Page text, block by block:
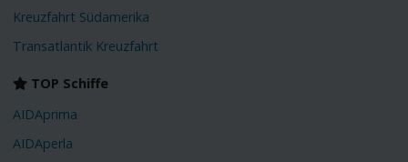
Kreuzfahrt Südamerika
Transatlantik Kreuzfahrt
TOP Schiffe
AIDAprima
AIDAperla